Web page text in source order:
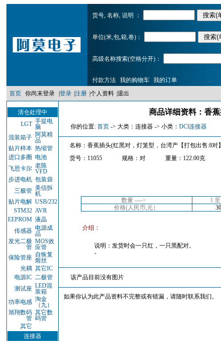
货号, 名称, 说明 ：
单位(米,包,箱,卷)：
高级名称搜索(空格分开)：
付款方法 我的购物车 我的订单
.
首页 你尚末登录 登录 注册 个人资料 退出
清仓处理中
LGT 手提电
脑
混装箱子 阿莫精
品
贴片样本 热缩管
进口多圈 电池
飞思卡尔 老陈
VFD
步进电机 包装袋
三极管 美信拆
机
贴片电解 USB/232
STM32 AVR
EEPROM 液晶
传感器 电源成
品
发光二极
管
MOS效
应管
保险管座 自恢复
熔丝
光耦 其它IC
电源IC 二极管
测试座 LED混
装箱
功率电感 淘金
（九）
旭翔数码
管
其它数
码管
其它
连接器
商品详细资料：香
你的位置: 首页 -> 大类：连接器 -> 小类： DCl连接器
名称：香蕉插头(红黑对，灯笼型，台湾产【打包出售:8对
货号：11055
规格：对 重量：122.00克
数量 ---->
1
价格(人民币,元）
介绍：
说明：发货时会一只红，一只黑配对。
。
该产品目前没有图片
如果你认为此产品资料不完整或有错漏，请随时联系我们。